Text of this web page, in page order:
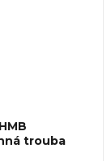
trouba